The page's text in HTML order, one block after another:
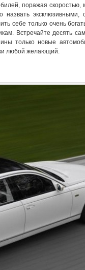
поражая
эксклюзивными,
себе только очень
Встречайте десять
только новые
любой желающий.